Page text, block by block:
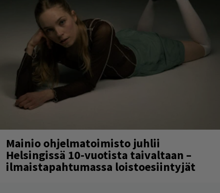
Mainio ohjelmatoimisto juhlii
Helsingissä 10-vuotista taivaltaan –
ilmaistapahtumassa loistoesiintyjät